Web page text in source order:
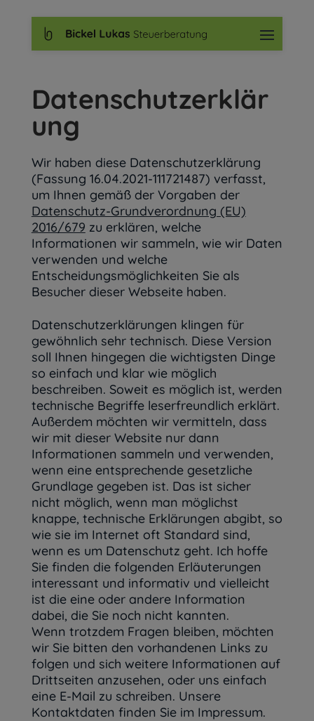
Datenschutzerklär
ung
Wir haben diese Datenschutzerklärung
(Fassung 16.04.2021-111721487) verfasst,
um Ihnen gemäß der Vorgaben der
Datenschutz-Grundverordnung (EU)
2016/679 zu erklären, welche
Informationen wir sammeln, wie wir Daten
verwenden und welche
Entscheidungsmöglichkeiten Sie als
Besucher dieser Webseite haben.
Datenschutzerklärungen klingen für
gewöhnlich sehr technisch. Diese Version
soll Ihnen hingegen die wichtigsten Dinge
so einfach und klar wie möglich
beschreiben. Soweit es möglich ist, werden
technische Begriffe leserfreundlich erklärt.
Außerdem möchten wir vermitteln, dass
wir mit dieser Website nur dann
Informationen sammeln und verwenden,
wenn eine entsprechende gesetzliche
Grundlage gegeben ist. Das ist sicher
nicht möglich, wenn man möglichst
knappe, technische Erklärungen abgibt, so
wie sie im Internet oft Standard sind,
wenn es um Datenschutz geht. Ich hoffe
Sie finden die folgenden Erläuterungen
interessant und informativ und vielleicht
ist die eine oder andere Information
dabei, die Sie noch nicht kannten.
Wenn trotzdem Fragen bleiben, möchten
wir Sie bitten den vorhandenen Links zu
folgen und sich weitere Informationen auf
Drittseiten anzusehen, oder uns einfach
eine E-Mail zu schreiben. Unsere
Kontaktdaten finden Sie im Impressum.